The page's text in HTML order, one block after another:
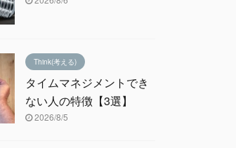
Think(考える)
タイムマネジメントでき
ない人の特徴【3選】
2026/8/5